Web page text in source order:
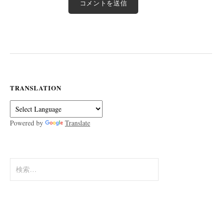
TRANSLATION
Powered by Translate
索: